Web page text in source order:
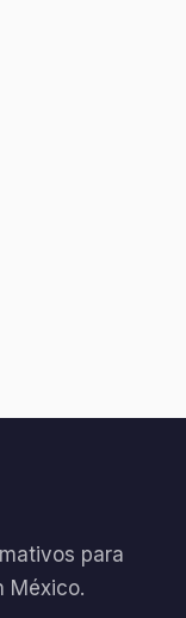
para
México.